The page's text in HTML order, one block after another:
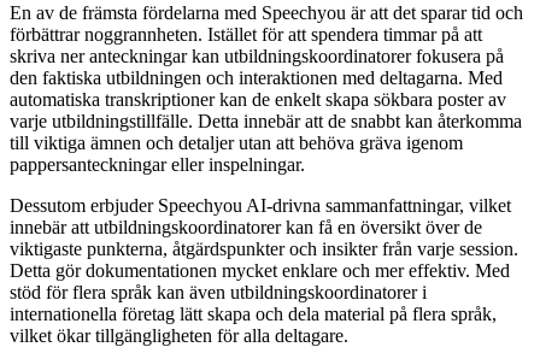
En av de främsta fördelarna med Speechyou är att det sparar tid och
förbättrar noggrannheten. Istället för att spendera timmar på att
skriva ner anteckningar kan utbildningskoordinatorer fokusera på
den faktiska utbildningen och interaktionen med deltagarna. Med
automatiska transkriptioner kan de enkelt skapa sökbara poster av
varje utbildningstillfälle. Detta innebär att de snabbt kan återkomma
till viktiga ämnen och detaljer utan att behöva gräva igenom
pappersanteckningar eller inspelningar.
Dessutom erbjuder Speechyou AI-drivna sammanfattningar, vilket
innebär att utbildningskoordinatorer kan få en översikt över de
viktigaste punkterna, åtgärdspunkter och insikter från varje session.
Detta gör dokumentationen mycket enklare och mer effektiv. Med
stöd för flera språk kan även utbildningskoordinatorer i
internationella företag lätt skapa och dela material på flera språk,
vilket ökar tillgängligheten för alla deltagare.